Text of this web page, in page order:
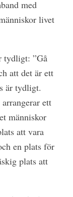
med
livet
tydligt: ”Gå
att det är ett
är tydligt.
ett
människor
att vara
en plats för
plats att